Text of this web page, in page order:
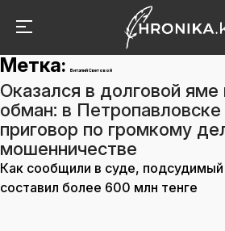
Метка: Виталий Световой
Оказался в долговой
обман: в
приговор по громкому
мошенничестве
Как сообщили в суде,
составил более 600 млн тенге